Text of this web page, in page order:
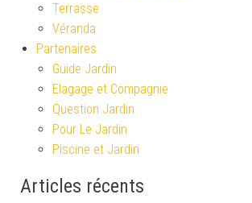
Terrasse
Véranda
Partenaires
Guide Jardin
Elagage et Compagnie
Question Jardin
Pour Le Jardin
Piscine et Jardin
Articles récents